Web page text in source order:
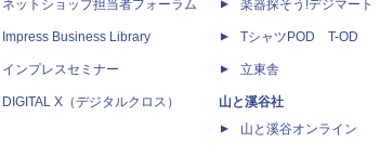
ネットショップ担当者フォーラム
Impress Business Library
インプレスセミナー
DIGITAL X（デジタルクロス）
楽器探そう!デジマート
TシャツPOD T-OD
立東舎
山と溪谷社
山と溪谷オンライン